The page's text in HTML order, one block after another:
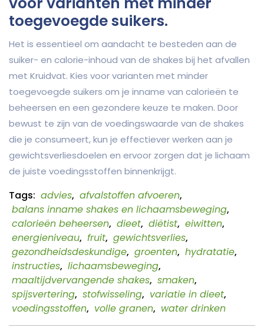
toegevoegde suikers.
Het is essentieel om aandacht te besteden aan de
suiker- en calorie-inhoud van de shakes bij het afvallen
met Kruidvat. Kies voor varianten met minder
toegevoegde suikers om je inname van calorieën te
beheersen en een gezondere keuze te maken. Door
bewust te zijn van de voedingswaarde van de shakes
die je consumeert, kun je effectiever werken aan je
gewichtsverliesdoelen en ervoor zorgen dat je lichaam
de juiste voedingsstoffen binnenkrijgt.
Tags: advies, afvalstoffen afvoeren,
balans inname shakes en lichaamsbeweging,
calorieën beheersen, dieet, diëtist, eiwitten,
energieniveau, fruit, gewichtsverlies,
gezondheidsdeskundige, groenten, hydratatie,
instructies, lichaamsbeweging,
maaltijdvervangende shakes, smaken,
spijsvertering, stofwisseling, variatie in dieet,
voedingsstoffen, volle granen, water drinken